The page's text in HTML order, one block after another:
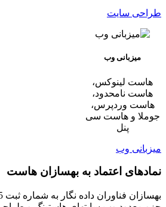
طراحی سایت
میزبانی وب
هاست لینوکس،
هاست نامحدود،
هاست وردپرس،
جوملا و هاست سی
پنل
میزبانی وب
نمادهای اعتماد به بهسازان هاست